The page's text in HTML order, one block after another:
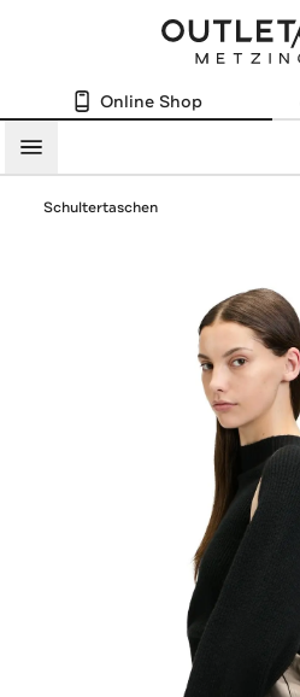
Online Shop
Menü
Schultertaschen